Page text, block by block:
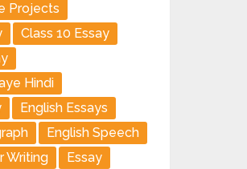
Projects
Class 10 Essay
Hindi
English Essays
English Speech
Writing
Essay